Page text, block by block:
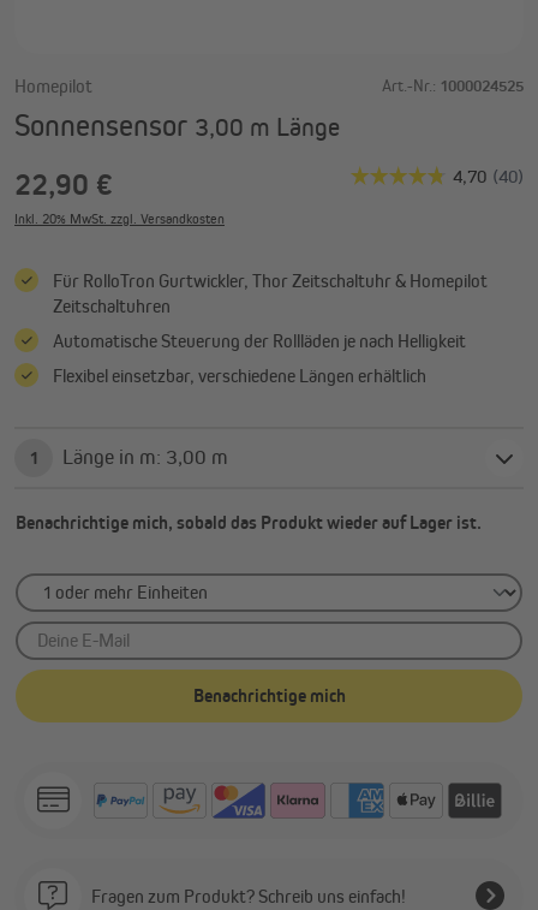
Homepilot Art.-Nr.: 1000024525
Sonnensensor 3,00 m Länge
22,90 €
Inkl. 20% MwSt. zzgl. Versandkosten
Für RolloTron Gurtwickler, Thor Zeitschaltuhr & Homepilot
Zeitschaltuhren
Automatische Steuerung der Rollläden je nach Helligkeit
Flexibel einsetzbar, verschiedene Längen erhältlich
1 Länge in m: 3,00 m
Benachrichtige mich, sobald das Produkt wieder auf Lager ist.
Deine E-Mail
Benachrichtige mich
Fragen zum Produkt? Schreib uns einfach!